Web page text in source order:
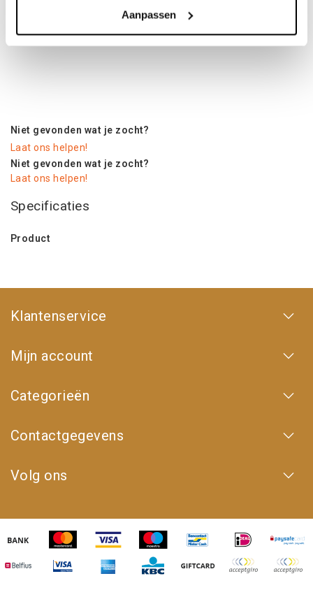
Aanpassen
De bumper heeft een ingebouwde werklampbevestiging en
versterkte bevestigingen voor beugelhandgrepen.
Niet gevonden wat je zocht?
Laat ons helpen!
Niet gevonden wat je zocht?
Laat ons helpen!
Specificaties
Product
Klantenservice
Mijn account
Categorieën
Contactgegevens
Volg ons